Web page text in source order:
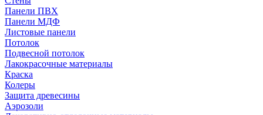
Панели ПВХ
Панели МДФ
Листовые панели
Потолок
Подвесной потолок
Лакокрасочные материалы
Краска
Колеры
Защита древесины
Аэрозоли